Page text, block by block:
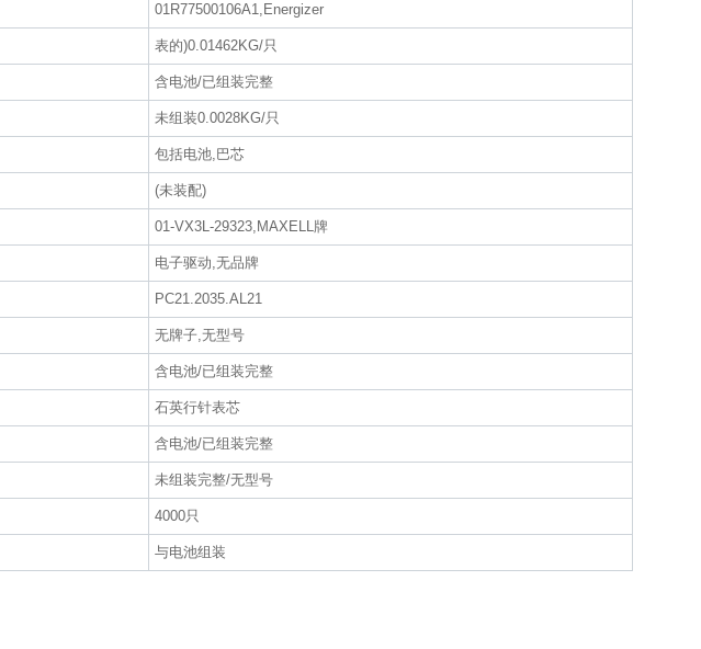
01R77500106A1,Energizer
表的)0.01462KG/只
含电池/已组装完整
未组装0.0028KG/只
包括电池,巴芯
(未装配)
01-VX3L-29323,MAXELL牌
电子驱动,无品牌
PC21.2035.AL21
无牌子,无型号
含电池/已组装完整
石英行针表芯
含电池/已组装完整
未组装完整/无型号
4000只
与电池组装